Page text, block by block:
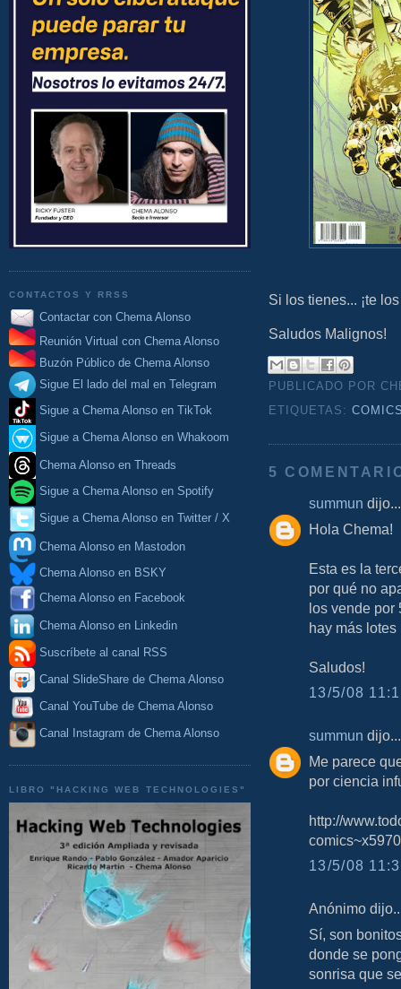
CONTACTOS Y RRSS
Contactar con Chema Alonso
Reunión Virtual con Chema Alonso
Buzón Público de Chema Alonso
Sigue El lado del mal en Telegram
Sigue a Chema Alonso en TikTok
Sigue a Chema Alonso en Whakoom
Chema Alonso en Threads
Sigue a Chema Alonso en Spotify
Sigue a Chema Alonso en Twitter / X
Chema Alonso en Mastodon
Chema Alonso en BSKY
Chema Alonso en Facebook
Chema Alonso en Linkedin
Suscríbete al canal RSS
Canal SlideShare de Chema Alonso
Canal YouTube de Chema Alonso
Canal Instagram de Chema Alonso
LIBRO "HACKING WEB TECHNOLOGIES"
Si los tienes... ¡te
Saludos Malignos!
PUBLICADO POR
ETIQUETAS:
5
summun dijo...
Hola Chema!
Esta es la
por qué no
los vende
hay más
Saludos!
13/5/08
summun dijo...
Me parece
por ciencia
http://
13/5/08
Anónimo
Sí, son
donde se
sonrisa que